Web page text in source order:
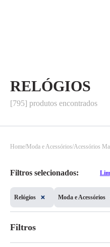
RELÓGIOS
[795] produtos encontrados
Home Moda e Acessórios Acessórios
Filtros selecionados:
Relógios Moda e Acessórios
Filtros